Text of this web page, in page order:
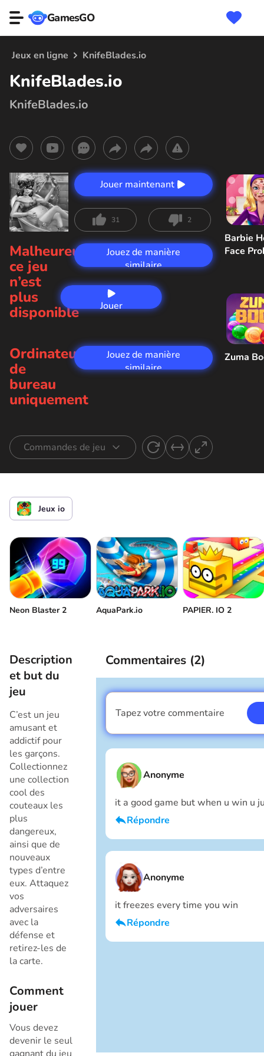
GamesGO
Jeux en ligne KnifeBlades.io
KnifeBlades.io
KnifeBlades.io
Jouer
Jouer maintenant
31 2
Malheureusement,
ce jeu
n’est
plus
disponible
Jouez de manière
similaire
Ordinateur
de
bureau
uniquement
Jouez de manière
similaire
Barbie
Face
Zuma
Commandes de jeu
Mouvement et défense
Jeux io
Neon Blaster 2 AquaPark.io PAPIER. IO 2
Description
et but du
jeu
C’est un jeu
amusant et
addictif pour
les garçons.
Collectionnez
une collection
cool des
couteaux les
plus
dangereux,
ainsi que de
nouveaux
types d’entre
eux. Attaquez
vos
adversaires
avec la
défense et
retirez-les de
la carte.
Comment
jouer
Vous devez
devenir le seul
Commentaires (2)
Anonyme
it a good game but when u win u
Répondre
Je suis un garçon
Anonyme
it freezes every time you win
Répondre
Je suis un garçon
Tapez votre commentaire
Je suis un garçon
Annuler